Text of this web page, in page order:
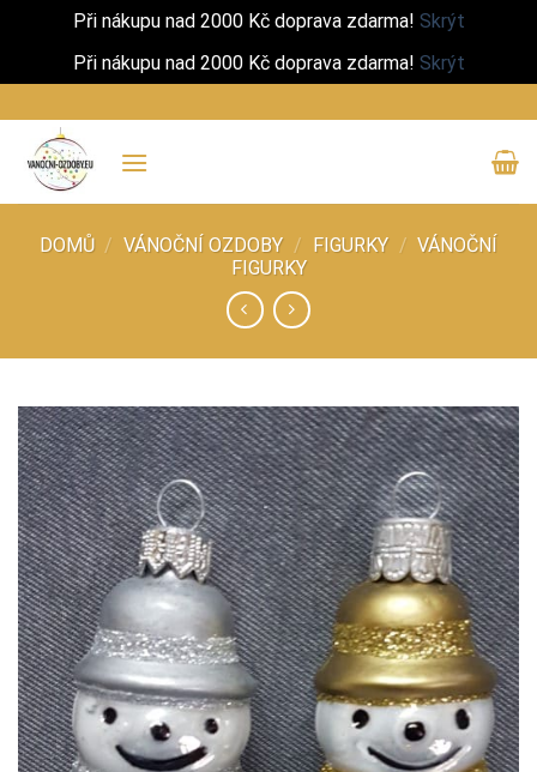
Při nákupu nad 2000 Kč doprava zdarma! Skrýt
Při nákupu nad 2000 Kč doprava zdarma! Skrýt
na
obsah
DOMŮ / VÁNOČNÍ OZDOBY / FIGURKY / VÁNOČNÍ
FIGURKY